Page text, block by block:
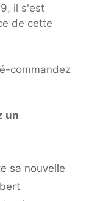
il s'est
de cette
commandez
un
sa nouvelle